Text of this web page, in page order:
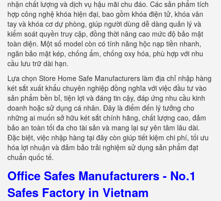
nhận chất lượng và dịch vụ hậu mãi chu đáo. Các sản phẩm tích
hợp công nghệ khóa hiện đại, bao gồm khóa điện tử, khóa vân
tay và khóa cơ dự phòng, giúp người dùng dễ dàng quản lý và
kiểm soát quyền truy cập, đồng thời nâng cao mức độ bảo mật
toàn diện. Một số model còn có tính năng hộc nạp tiền nhanh,
ngăn bảo mật kép, chống ẩm, chống oxy hóa, phù hợp với nhu
cầu lưu trữ dài hạn.
Lựa chọn Store Home Safe Manufacturers làm địa chỉ nhập hàng
két sắt xuất khẩu chuyên nghiệp đồng nghĩa với việc đầu tư vào
sản phẩm bền bỉ, tiện lợi và đáng tin cậy, đáp ứng nhu cầu kinh
doanh hoặc sử dụng cá nhân. Đây là điểm đến lý tưởng cho
những ai muốn sở hữu két sắt chính hãng, chất lượng cao, đảm
bảo an toàn tối đa cho tài sản và mang lại sự yên tâm lâu dài.
Đặc biệt, việc nhập hàng tại đây còn giúp tiết kiệm chi phí, tối ưu
hóa lợi nhuận và đảm bảo trải nghiệm sử dụng sản phẩm đạt
chuẩn quốc tế.
Office Safes Manufacturers - No.1
Safes Factory in Vietnam